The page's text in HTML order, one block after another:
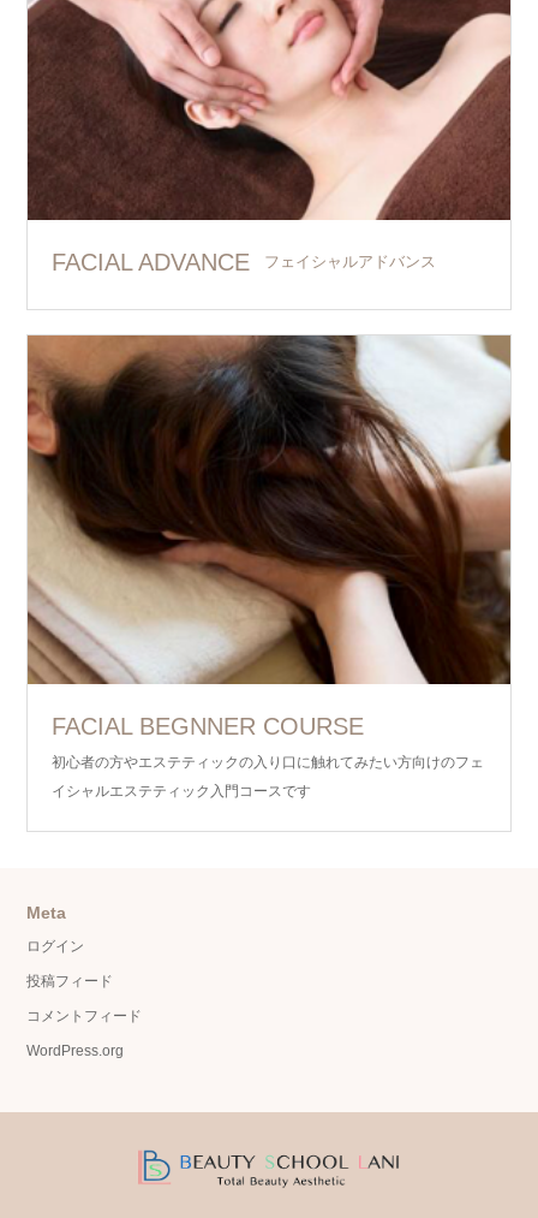
FACIAL ADVANCE フェイシャルアドバンス
FACIAL BEGNNER COURSE
初心者の方やエステティックの入り口に触れてみたい方向けのフェ
イシャルエステティック入門コースです
Meta
ログイン
投稿フィード
コメントフィード
WordPress.org